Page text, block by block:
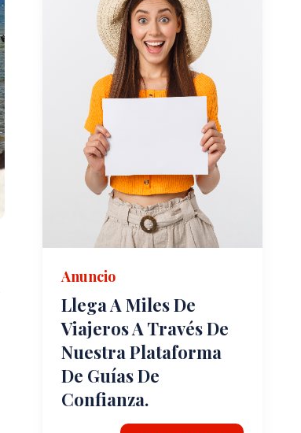
Anuncio
Llega A Miles De
Viajeros A Través De
Nuestra Plataforma
De Guías De
Confianza.